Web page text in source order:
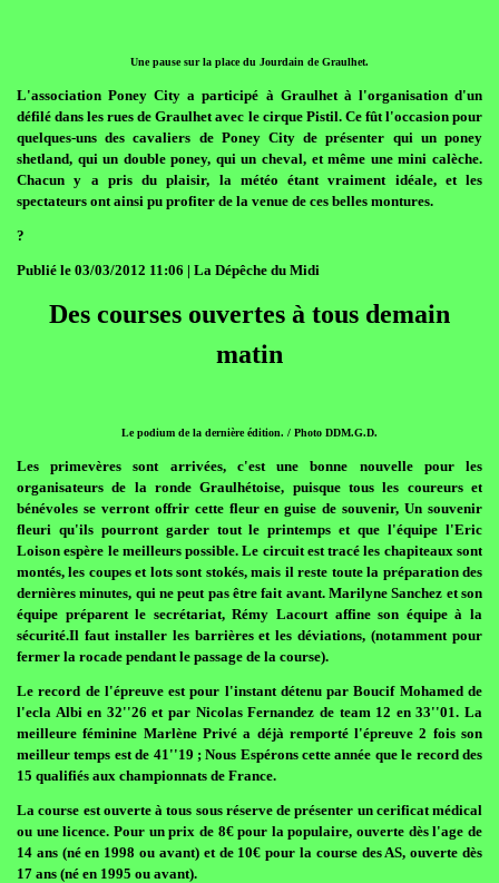
Une pause sur la place du Jourdain de Graulhet.
L'association Poney City a participé à Graulhet à l'organisation d'un
défilé dans les rues de Graulhet avec le cirque Pistil. Ce fût l'occasion pour
quelques-uns des cavaliers de Poney City de présenter qui un poney
shetland, qui un double poney, qui un cheval, et même une mini calèche.
Chacun y a pris du plaisir, la météo étant vraiment idéale, et les
spectateurs ont ainsi pu profiter de la venue de ces belles montures.
?
Publié le 03/03/2012 11:06 | La Dépêche du Midi
Des courses ouvertes à tous demain
matin
Le podium de la dernière édition. / Photo DDM.G.D.
Les primevères sont arrivées, c'est une bonne nouvelle pour les
organisateurs de la ronde Graulhétoise, puisque tous les coureurs et
bénévoles se verront offrir cette fleur en guise de souvenir, Un souvenir
fleuri qu'ils pourront garder tout le printemps et que l'équipe l'Eric
Loison espère le meilleurs possible. Le circuit est tracé les chapiteaux sont
montés, les coupes et lots sont stokés, mais il reste toute la préparation des
dernières minutes, qui ne peut pas être fait avant. Marilyne Sanchez et son
équipe préparent le secrétariat, Rémy Lacourt affine son équipe à la
sécurité.Il faut installer les barrières et les déviations, (notamment pour
fermer la rocade pendant le passage de la course).
Le record de l'épreuve est pour l'instant détenu par Boucif Mohamed de
l'ecla Albi en 32''26 et par Nicolas Fernandez de team 12 en 33''01. La
meilleure féminine Marlène Privé a déjà remporté l'épreuve 2 fois son
meilleur temps est de 41''19 ; Nous Espérons cette année que le record des
15 qualifiés aux championnats de France.
La course est ouverte à tous sous réserve de présenter un cerificat médical
ou une licence. Pour un prix de 8€ pour la populaire, ouverte dès l'age de
14 ans (né en 1998 ou avant) et de 10€ pour la course des AS, ouverte dès
17 ans (né en 1995 ou avant).